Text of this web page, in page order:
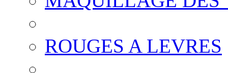
ROUGES A LEVRES